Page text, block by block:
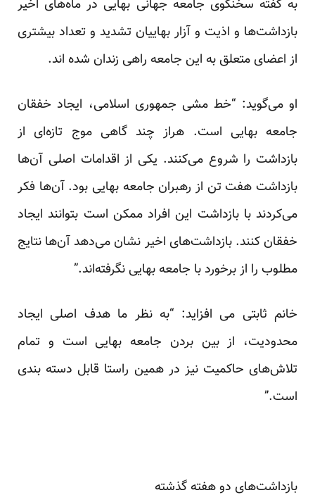
به گفته سخنگوی جامعه جهانی بهایی در ماه‌های اخیر
بازداشت‌ها و اذیت و آزار بهاییان تشدید و تعداد بیشتری
از اعضای متعلق به این جامعه راهی زندان شده اند.
او می‌گوید: “خط مشی جمهوری اسلامی، ایجاد خفقان
جامعه بهایی است. هراز چند گاهی موج تازه‌ای از
بازداشت را شروع می‌کنند. یکی از اقدامات اصلی آن‌ها
بازداشت هفت تن از رهبران جامعه بهایی بود. آن‌ها فکر
می‌کردند با بازداشت این افراد ممکن است بتوانند ایجاد
خفقان کنند. بازداشت‌های اخیر نشان می‌دهد آن‌ها نتایج
مطلوب را از برخورد با جامعه بهایی نگرفته‌اند.”
خانم ثابتی می افزاید: “به نظر ما هدف اصلی ایجاد
محدودیت، از بین بردن جامعه بهایی است و تمام
تلاش‌های حاکمیت نیز در همین راستا قابل دسته بندی
است.”
بازداشت‌های دو هفته گذشته